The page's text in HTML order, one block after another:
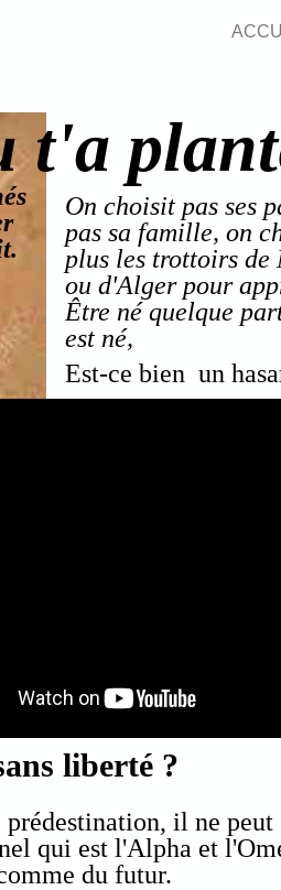
t'a
On choisit pas ses
pas sa famille, on
plus les trottoirs
ou d'Alger pour
Être né quelque
est né,
Est-ce bien un
liberté ?
il ne peut
qui est l'Alpha et
du futur.